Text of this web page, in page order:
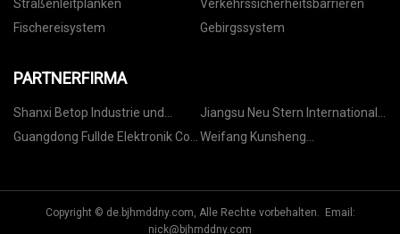
Straßenleitplanken
Verkehrssicherheitsbarrieren
Fischereisystem
Gebirgssystem
PARTNERFIRMA
Shanxi Betop Industrie und
Handel Co., GmbH.
Jiangsu Neu Stern International
Handel Co., Ltd.
Guangdong Fullde Elektronik Co.,
Weifang Kunsheng
Copyright © de.bjhmddny.com, Alle Rechte vorbehalten. Email:
nick@bjhmddny.com